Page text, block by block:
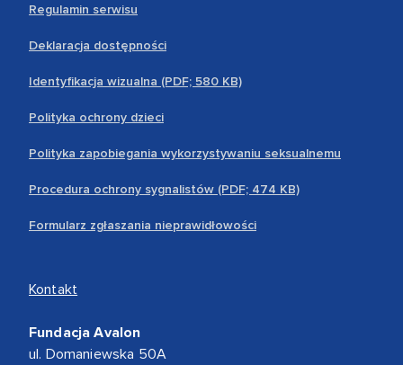
Regulamin serwisu
Deklaracja dostępności
Identyfikacja wizualna (PDF; 580 KB)
Polityka ochrony dzieci
Polityka zapobiegania wykorzystywaniu seksualnemu
Procedura ochrony sygnalistów (PDF; 474 KB)
Formularz zgłaszania nieprawidłowości
Kontakt
Fundacja Avalon
ul. Domaniewska 50A